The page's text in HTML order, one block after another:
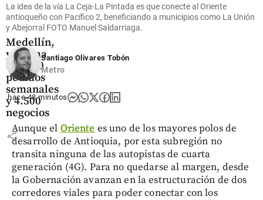
el
acelerador
en
Medellín,
ya suma
400.000
pedidos
semanales
y 4.500
negocios
share
La idea de la vía La Ceja-La Pintada es que conecte al Oriente
antioqueño con Pacífico 2, beneficiando a municipios como La Unión
y Abejorral FOTO Manuel Saldarriaga.
Santiago Olivares Tobón
Metro
hace 48 minutos
Aunque el Oriente es uno de los mayores polos de
desarrollo de Antioquia, por esta subregión no
transita ninguna de las autopistas de cuarta
generación (4G). Para no quedarse al margen, desde
la Gobernación avanzan en la estructuración de dos
corredores viales para poder conectar con los